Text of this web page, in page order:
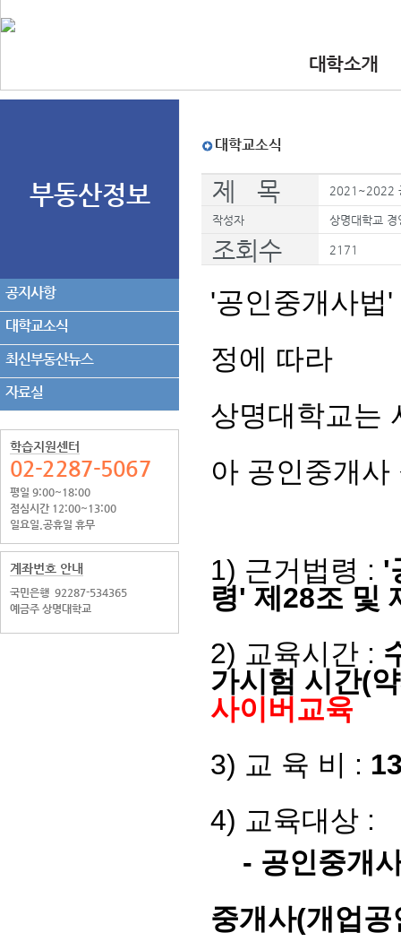
대학소개
•인사말
부동산정보
공지사항
대학교소식
최신부동산뉴스
자료실
학습지원센터
02-2287-5067
평일 9:00~18:00
점심시간 12:00~13:00
일요일.공휴일 휴무
계좌번호 안내
국민은행 92287-534365
예금주 상명대학교
대학교소식
제 목 2021~2022
작성자 상명대학교 경
조회수 2171
'공인중개사법'
정에 따라
상명대학교는
아 공인중개
1) 근거법령 : '
령' 제28조 및
2) 교육시간 :
가시험 시간(약
사이버교육
3) 교 육 비 :
4) 교육대상 :
- 공인중개
중개사(개업공